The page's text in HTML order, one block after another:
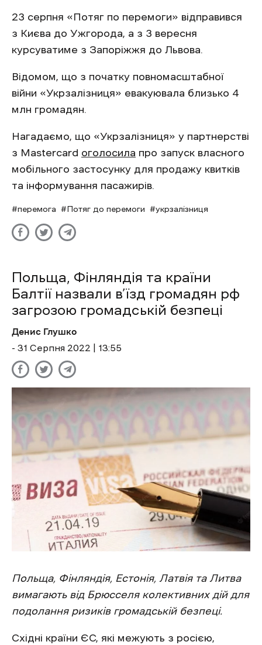
23 серпня «Потяг по перемоги» відправився
з Києва до Ужгорода, а з 3 вересня
курсуватиме з Запоріжжя до Львова.
Відомом, що з початку повномасштабної
війни «Укрзалізниця» евакуювала близько 4
млн громадян.
Нагадаємо, що «Укрзалізниця» у партнерстві
з Mastercard оголосила про запуск власного
мобільного застосунку для продажу квитків
та інформування пасажирів.
перемога Потяг до перемоги укрзалізниця
Польща, Фінляндія та країни
Балтії назвали в’їзд громадян рф
загрозою громадській безпеці
Денис Глушко
- 31 Cерпня 2022 | 13:55
Польща, Фінляндія, Естонія, Латвія та Литва
вимагають від Брюсселя колективних дій для
подолання ризиків громадській безпеці.
Східні країни ЄС, які межують з росією,